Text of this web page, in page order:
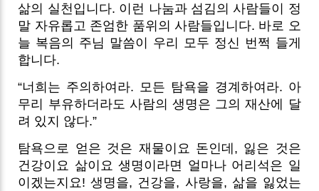
삶의 실천입니다. 이런 나눔과 섬김의 사람들이 정
말 자유롭고 존엄한 품위의 사람들입니다. 바로 오
늘 복음의 주님 말씀이 우리 모두 정신 번쩍 들게
합니다.
“너희는 주의하여라. 모든 탐욕을 경계하여라. 아
무리 부유하더라도 사람의 생명은 그의 재산에 달
려 있지 않다.”
탐욕으로 얻은 것은 재물이요 돈인데, 잃은 것은
건강이요 삶이요 생명이라면 얼마나 어리석은 일
이겠는지요! 생명을, 건강을, 사랑을, 삶을 잃었는